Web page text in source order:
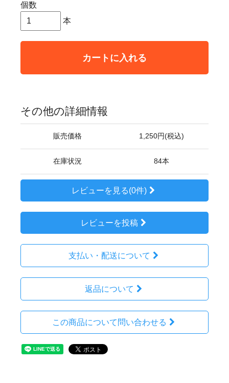
個数
本
カートに入れる
その他の詳細情報
販売価格 1,250円(税込)
在庫状況 84本
レビューを見る(0件)
レビューを投稿
支払い・配送について
返品について
この商品について問い合わせる